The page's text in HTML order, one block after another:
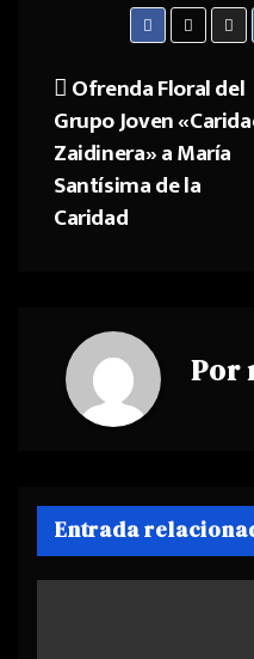
Navegación
de
entradas
Ofrenda Floral del
Grupo Joven
Zaidinera» a María
Santísima de la
Caridad
Por
Entrada